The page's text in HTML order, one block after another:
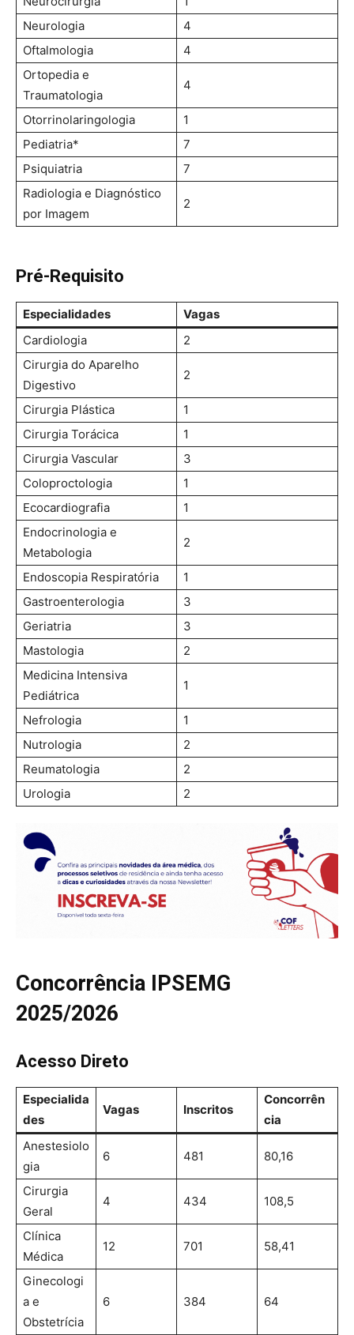
Neurologia
4
Oftalmologia
4
Ortopedia e
Traumatologia
4
Otorrinolaringologia
1
Pediatria*
7
Psiquiatria
7
Radiologia e Diagnóstico
por Imagem
2
Pré-Requisito
Especialidades
Vagas
Cardiologia
2
Cirurgia do Aparelho
Digestivo
2
Cirurgia Plástica
1
Cirurgia Torácica
1
Cirurgia Vascular
3
Coloproctologia
1
Ecocardiografia
1
Endocrinologia e
Metabologia
2
Endoscopia Respiratória
1
Gastroenterologia
3
Geriatria
3
Mastologia
2
Medicina Intensiva
Pediátrica
1
Nefrologia
1
Nutrologia
2
Reumatologia
2
Urologia
2
Concorrência IPSEMG
2025/2026
Acesso Direto
Especialida
des
Vagas Inscritos
Concorrên
cia
Anestesiolo
gia
6 481 80,16
Cirurgia
Geral
4 434 108,5
Clínica
Médica
12 701 58,41
Ginecologi
a e
Obstetrícia
6 384 64